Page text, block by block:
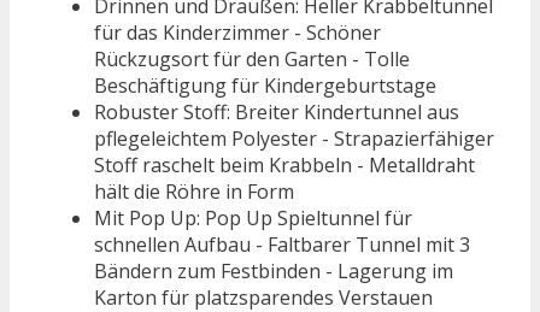
Drinnen und Draußen: Heller Krabbeltunnel
für das Kinderzimmer - Schöner
Rückzugsort für den Garten - Tolle
Beschäftigung für Kindergeburtstage
Robuster Stoff: Breiter Kindertunnel aus
pflegeleichtem Polyester - Strapazierfähiger
Stoff raschelt beim Krabbeln - Metalldraht
hält die Röhre in Form
Mit Pop Up: Pop Up Spieltunnel für
schnellen Aufbau - Faltbarer Tunnel mit 3
Bändern zum Festbinden - Lagerung im
Karton für platzsparendes Verstauen